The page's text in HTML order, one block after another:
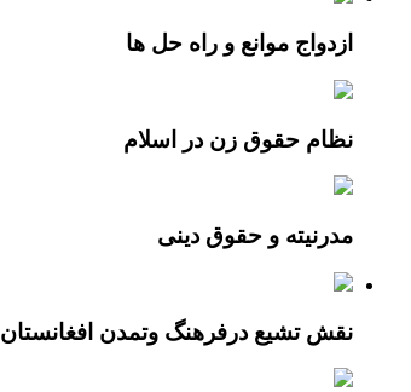
ازدواج موانع و راه حل ها
نظام حقوق زن در اسلام
مدرنیته و حقوق دینی
نقش تشيع درفرهنگ وتمدن افغانستان